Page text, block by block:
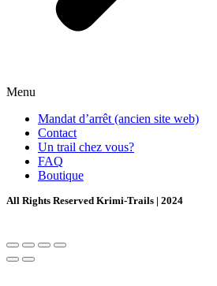
Menu
Mandat d’arrêt (ancien site web)
Contact
Un trail chez vous?
FAQ
Boutique
All Rights Reserved Krimi-Trails | 2024